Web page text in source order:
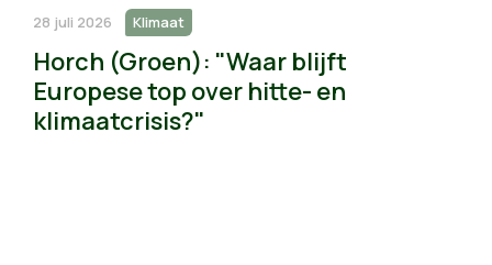
28 juli 2026 Klimaat
Horch (Groen): "Waar blijft
Europese top over hitte- en
klimaatcrisis?"